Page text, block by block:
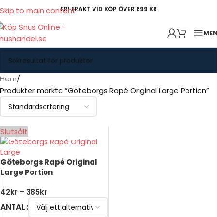
Skip to main contentFRI FRAKT VID KÖP ÖVER 699 KR
Hem
Produkter märkta ”Göteborgs Rapé Original Large Portion”
Slutsålt
Göteborgs Rapé Original
Large Portion
42kr – 385kr
ANTAL